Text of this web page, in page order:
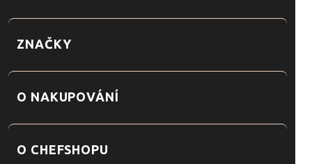
ZNAČKY
O NAKUPOVÁNÍ
O CHEFSHOPU